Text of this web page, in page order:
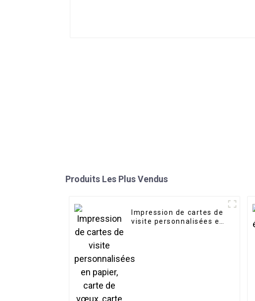
Produits Les Plus Vendus
Impression de cartes de
visite personnalisées en